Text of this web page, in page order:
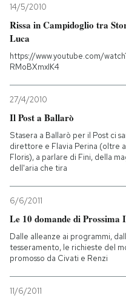
14/5/2010
Rissa in Campidoglio tra
Luca
https://www.youtube.com/
RMoBXmxIK4
27/4/2010
Il Post a Ballarò
Stasera a Ballarò per il Post ci
direttore e Flavia Perina (oltre
Floris), a parlare di Fini, della
dell'aria che tira
6/6/2011
Le 10 domande di Prossima
Dalle alleanze ai programmi,
tesseramento, le richieste del
promosso da Civati e Renzi
11/6/2011